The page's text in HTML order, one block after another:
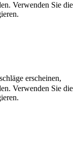
Verwenden Sie die
erscheinen,
Verwenden Sie die